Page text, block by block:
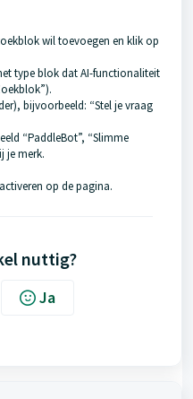
wil toevoegen en klik op
type blok dat AI-functionaliteit
bijvoorbeeld: “Stel je vraag
“PaddleBot”, “Slimme
je merk.
op de pagina.
nuttig?
Ja